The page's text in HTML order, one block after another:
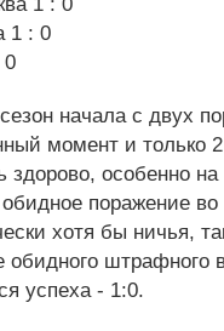
1 : 0
0
начала с двух
момент и только
здорово, особенно
поражение во
хотя бы ничья,
обидного
успеха - 1:0.